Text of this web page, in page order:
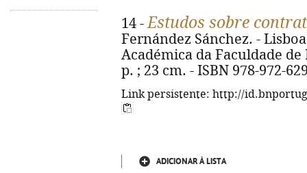
14 -Estudos sobre
Fernández Sánchez. -
Académica da Faculdade
p. ; 23 cm. - ISBN 978-972-
Link persistente: http://
ADICIONAR À LISTA